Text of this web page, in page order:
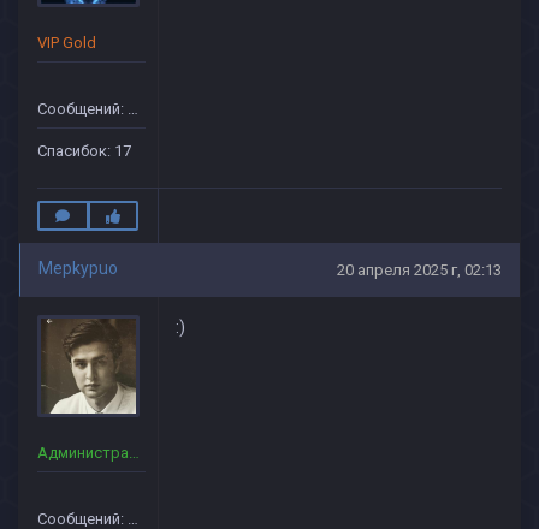
VIP Gold
Сообщений: 68
Спасибок: 17
Mepkypuo 20 апреля 2025 г, 02:13
Администраторы
Сообщений: 29
:)